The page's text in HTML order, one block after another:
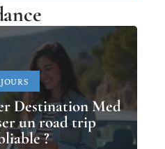
Destination Med
un road trip
?